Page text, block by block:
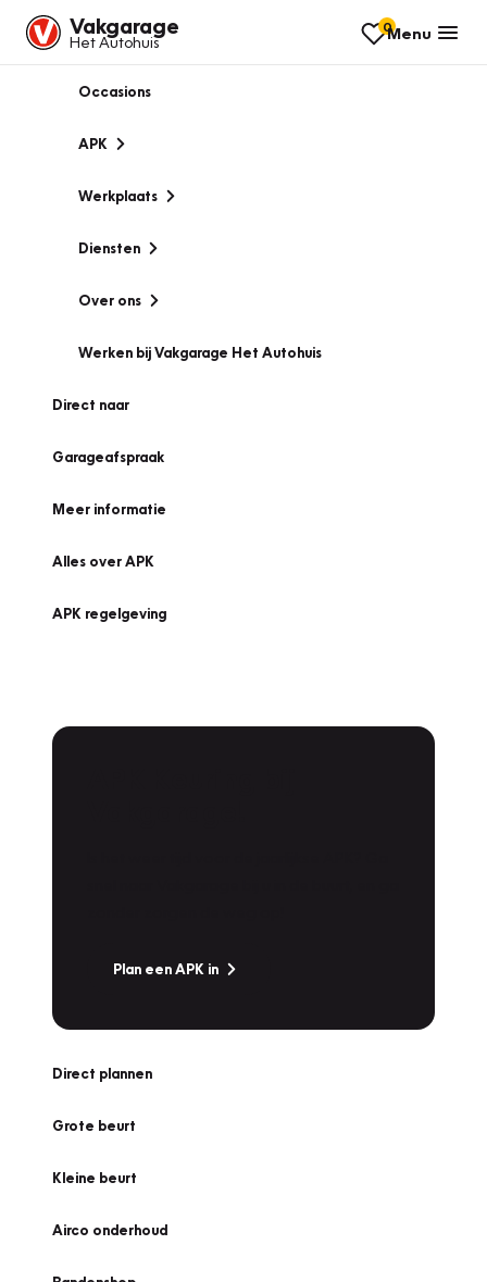
Vakgarage
Het Autohuis
0Menu
Occasions
APK
Werkplaats
Diensten
Over ons
Werken bij Vakgarage Het Autohuis
Direct naar
Garageafspraak
Meer informatie
Alles over APK
APK regelgeving
Plan een APK in
Direct plannen
Grote beurt
Kleine beurt
Airco onderhoud